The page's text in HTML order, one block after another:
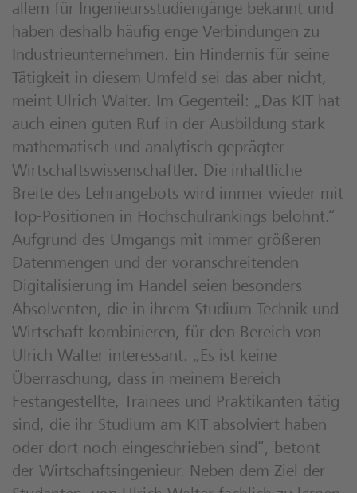
allem für Ingenieursstudiengänge bekannt und
haben deshalb häufig enge Verbindungen zu
Industrieunternehmen. Ein Hindernis für seine
Tätigkeit in diesem Umfeld sei das aber nicht,
meint Ulrich Walter. Im Gegenteil: „Das KIT hat
auch einen guten Ruf in der Ausbildung stark
mathematisch und analytisch geprägter
Wirtschaftswissenschaftler. Die inhaltliche
Breite des Lehrangebots wird immer wieder mit
Top-Positionen in Hochschulrankings belohnt.“
Aufgrund des Umgangs mit immer größeren
Datenmengen und der voranschreitenden
Digitalisierung im Handel seien besonders
Absolventen, die in ihrem Studium Technik und
Wirtschaft kombinieren, für den Bereich von
Ulrich Walter interessant. „Es ist keine
Überraschung, dass in meinem Bereich
Festangestellte, Trainees und Praktikanten tätig
sind, die ihr Studium am KIT absolviert haben
oder dort noch eingeschrieben sind“, betont
der Wirtschaftsingenieur. Neben dem Ziel der